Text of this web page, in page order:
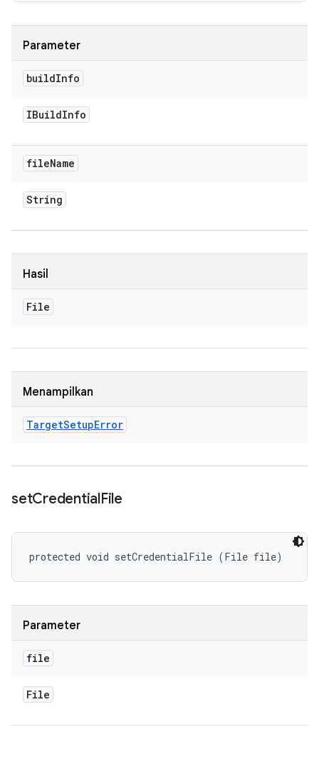
Parameter
buildInfo
IBuildInfo
fileName
String
Hasil
File
Menampilkan
TargetSetupError
setCredentialFile
protected void setCredentialFile (File file)
Parameter
file
File